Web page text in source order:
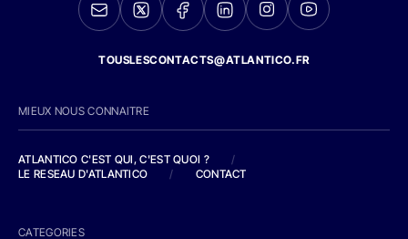
TOUSLESCONTACTS@ATLANTICO.FR
MIEUX NOUS CONNAITRE
ATLANTICO C'EST QUI, C'EST QUOI ?
/
LE RESEAU D'ATLANTICO
/ CONTACT
CATEGORIES